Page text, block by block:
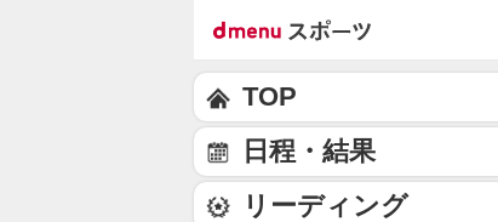
TOP
日程・結果
リーディング